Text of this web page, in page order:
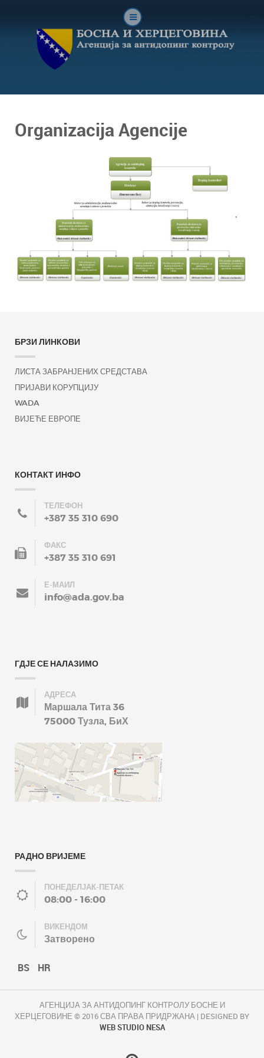
Organizacija Agencije
БРЗИ ЛИНКОВИ
ЛИСТА ЗАБРАНЈЕНИХ СРЕДСТАВА
ПРИЈАВИ КОРУПЦИЈУ
WADA
ВИЈЕЋЕ ЕВРОПЕ
КОНТАКТ ИНФО
ТЕЛЕФОН
+387 35 310 690
ФАКС
+387 35 310 691
Е-МАИЛ
info@ada.gov.ba
ГДЈЕ СЕ НАЛАЗИМО
АДРЕСА
Маршала Тита 36
75000 Тузла, БиХ
РАДНО ВРИЈЕМЕ
ПОНЕДЕЛЈАК-ПЕТАК
08:00 - 16:00
ВИКЕНДОМ
Затворено
BS HR
АГЕНЦИЈА ЗА АНТИДОПИНГ КОНТРОЛУ БОСНЕ И
ХЕРЦЕГОВИНЕ © 2016 СВА ПРАВА ПРИДРЖАНА | DESIGNED BY
WEB STUDIO NESA